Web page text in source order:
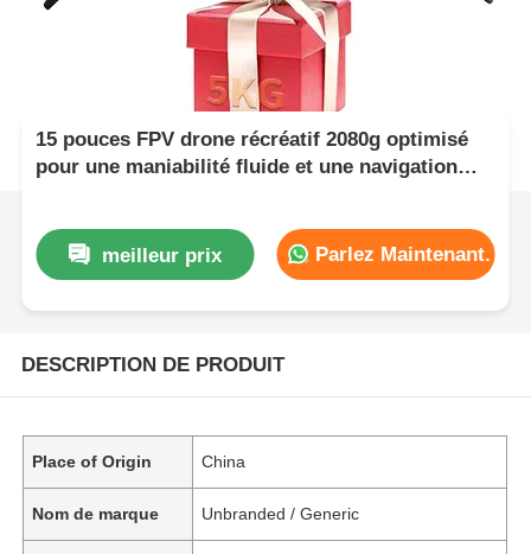
15 pouces FPV drone récréatif 2080g optimisé
pour une maniabilité fluide et une navigation
meilleur prix Parlez Maintenant.
DESCRIPTION DE PRODUIT
Place of Origin China
Nom de marque Unbranded / Generic